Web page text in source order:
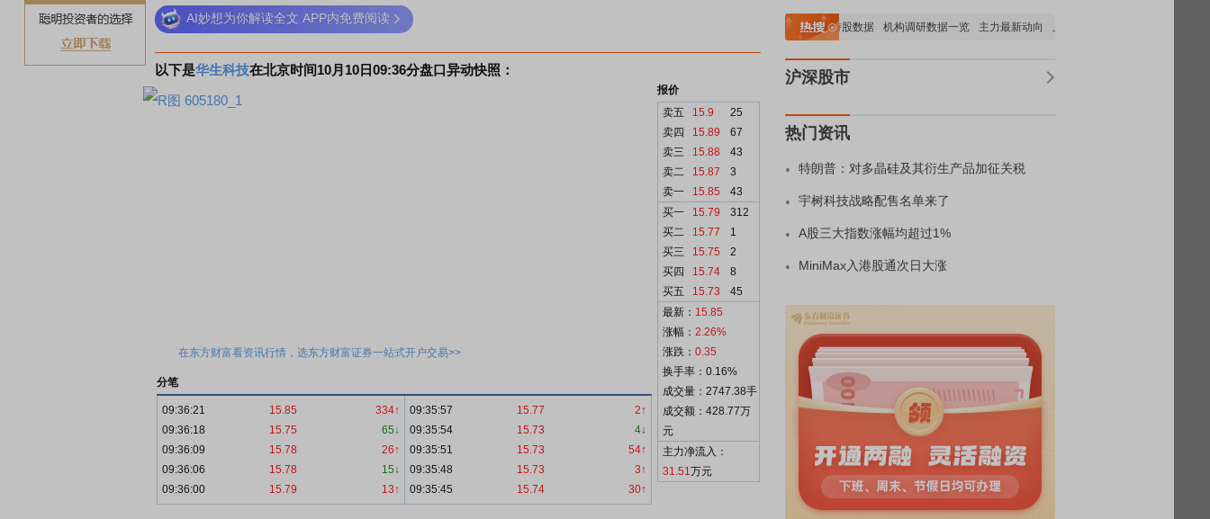
AI妙想为你解读全文 APP内免费阅读
以下是华生科技在北京时间10月10日09:36分盘口异动快照：
在东方财富看资讯行情，选东方财富证券一站式开户交易>>
分笔
09:36:21 15.85
334↑
09:36:18
15.75
65↓
09:36:09
15.78
26↑
09:36:06
15.78
15↓
09:36:00
15.79 13↑
09:35:57 15.77
2↑
09:35:54
15.73
4↓
09:35:51
15.73
54↑
09:35:48
15.73
3↑
09:35:45
15.74 30↑
报价
卖五
15.9
25
卖四
15.89
67
卖三
15.88
43
卖二
15.87
3
卖一
15.85
43
买一
15.79
312
买二
15.77
1
买三
15.75
2
买四
15.74
8
买五
15.73
45
最新： 15.85
涨幅： 2.26%
涨跌： 0.35
换手率：0.16%
成交量：2747.38手
成交额：428.77万
元
主力净流入：
31.51万元
稀土板块领涨 重要机构持股数据 机构调研数据一览 主力最新动向 上市公司限售股解禁一览
沪深股市
热门资讯
特朗普：对多晶硅及其衍生产品加征关税
宇树科技战略配售名单来了
A股三大指数涨幅均超过1%
MiniMax入港股通次日大涨